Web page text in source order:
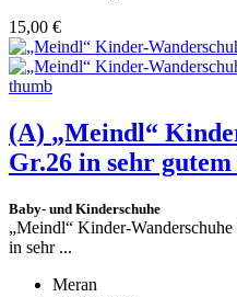
15,00 €
(A) „Meindl“
Gr.26 in sehr
Baby- und Kinderschuhe
„Meindl“ Kinder-
in sehr ...
Meran